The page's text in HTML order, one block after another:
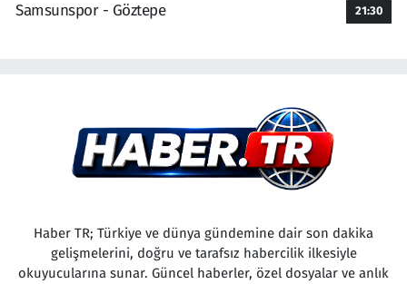
Samsunspor - Göztepe
21:30
Haber TR; Türkiye ve dünya gündemine dair son dakika
gelişmelerini, doğru ve tarafsız habercilik ilkesiyle
okuyucularına sunar. Güncel haberler, özel dosyalar ve anlık